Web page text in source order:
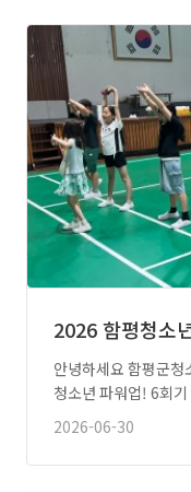
2026 함평청소
안녕하세요 함평군청소년센터입
2026-06-30